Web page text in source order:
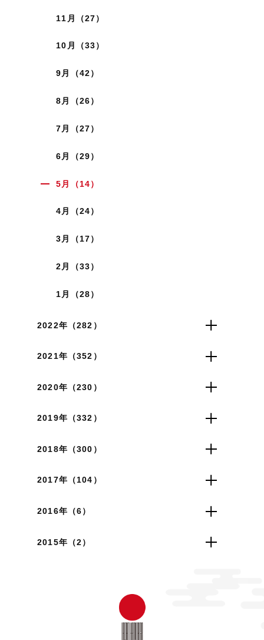
11月（27）
10月（33）
9月（42）
8月（26）
7月（27）
6月（29）
5月（14）
4月（24）
3月（17）
2月（33）
1月（28）
2022年（282）
2021年（352）
2020年（230）
2019年（332）
2018年（300）
2017年（104）
2016年（6）
2015年（2）